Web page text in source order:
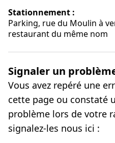
Stationnement :
Parking, rue du Moulin à
restaurant du même nom
Signaler un
Vous avez repéré une
cette page ou constaté
problème lors de votre
signalez-les nous ici :